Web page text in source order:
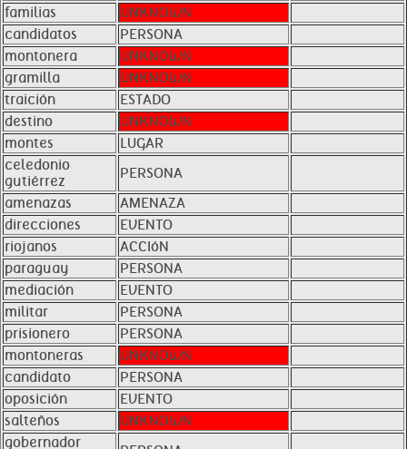
familias
UNKNOWN
candidatos
PERSONA
montonera
UNKNOWN
gramilla
UNKNOWN
traición
ESTADO
destino
UNKNOWN
montes
LUGAR
celedonio
gutiérrez
PERSONA
amenazas
AMENAZA
direcciones
EVENTO
riojanos
ACCIóN
paraguay
PERSONA
mediación
EVENTO
militar
PERSONA
prisionero
PERSONA
montoneras
UNKNOWN
candidato
PERSONA
oposición
EVENTO
salteños
UNKNOWN
gobernador